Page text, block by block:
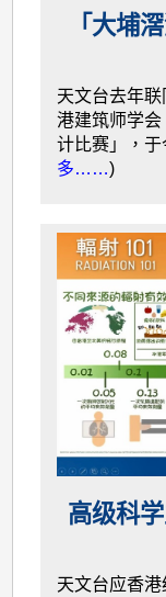
「大埔
天文台去年
港建筑师学
计比赛」，
多……)
高级科
天文台应香港